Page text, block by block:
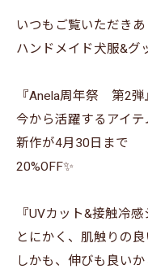
いつもご覧いただき
ハンドメイド犬服&グ
『Anela周年祭 第2弾
今から活躍するアイテ
新作が4月30日まで
20%OFF✨
『UVカット&接触冷
とにかく、肌触りの良
しかも、伸びも良いか